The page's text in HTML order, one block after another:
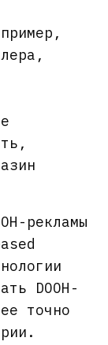
рекламы
DOOH-
точно